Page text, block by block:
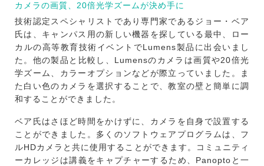
カメラの画質、20倍光学ズームが決め手に
技術認定スペシャリストであり専門家であるジョー・ベア
氏は、キャンパス用の新しい機器を探している最中、ロー
カルの高等教育技術イベントでLumens製品に出会いまし
た。他の製品と比較し、Lumensのカメラは画質や20倍光
学ズーム、カラーオプションなどが際立っていました。ま
た白い色のカメラを選択することで、教室の壁と簡単に調
和することができました。
ベア氏はさほど時間をかけずに、カメラを自身で設置する
ことができました。多くのソフトウェアプログラムは、フ
ルHDカメラと共に使用することができます。コミュニティ
ーカレッジは講義をキャプチャーするため、Panoptoと一